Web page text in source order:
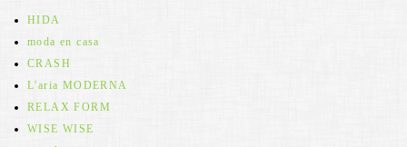
HIDA
moda en casa
CRASH
L'aria MODERNA
RELAX FORM
WISE WISE